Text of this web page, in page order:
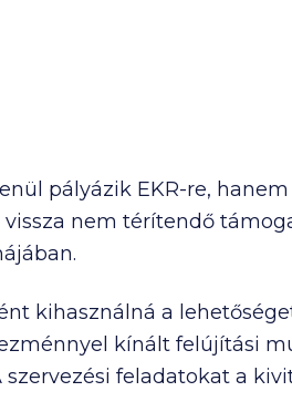
pályázik EKR-re,
nem térítendő
kihasználná a
kínált felújítási
feladatokat a